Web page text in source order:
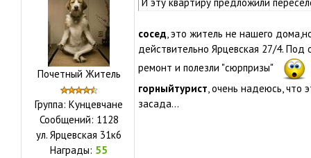
Почетный Житель
Группа: Кунцевчане
Сообщений: 1128
ул. Ярцевская 31к6
Награды: 55
сосед, это житель не нашего
действительно Ярцевская 27/4.
ремонт и полезли "сюрпризы"
горныйтурист, очень надеюсь, что
засада...